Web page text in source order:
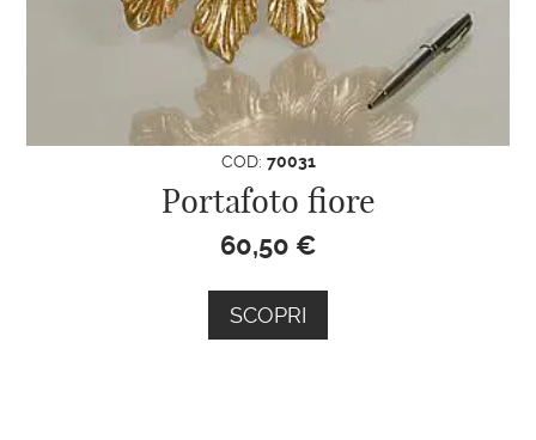
COD: 70031
Portafoto fiore
60,50 €
SCOPRI